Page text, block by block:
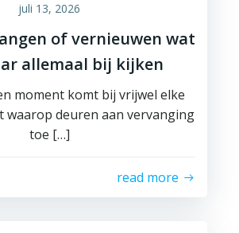
juli 13, 2026
of vernieuwen wat
allemaal bij kijken
moment komt bij vrijwel elke
waarop deuren aan vervanging
toe […]
read more